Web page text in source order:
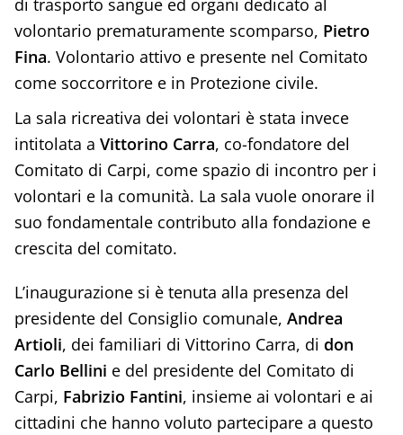
di trasporto sangue ed organi dedicato al
volontario prematuramente scomparso, Pietro
Fina. Volontario attivo e presente nel Comitato
come soccorritore e in Protezione civile.
La sala ricreativa dei volontari è stata invece
intitolata a Vittorino Carra, co-fondatore del
Comitato di Carpi, come spazio di incontro per i
volontari e la comunità. La sala vuole onorare il
suo fondamentale contributo alla fondazione e
crescita del comitato.
L’inaugurazione si è tenuta alla presenza del
presidente del Consiglio comunale, Andrea
Artioli, dei familiari di Vittorino Carra, di don
Carlo Bellini e del presidente del Comitato di
Carpi, Fabrizio Fantini, insieme ai volontari e ai
cittadini che hanno voluto partecipare a questo